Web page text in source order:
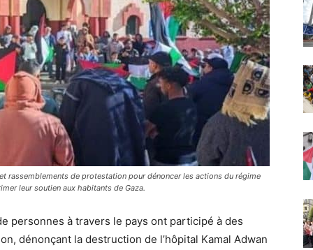
rassemblements de protestation pour dénoncer les actions du régime
leur soutien aux habitants de Gaza.
personnes à travers le pays ont participé à des
dénonçant la destruction de l’hôpital Kamal Adwan